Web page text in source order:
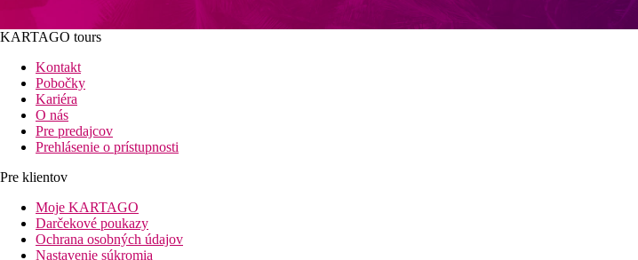
KARTAGO tours
Kontakt
Pobočky
Kariéra
O nás
Pre predajcov
Prehlásenie o prístupnosti
Pre klientov
Moje KARTAGO
Darčekové poukazy
Ochrana osobných údajov
Nastavenie súkromia